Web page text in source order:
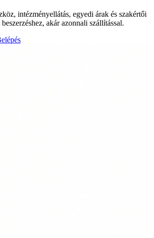
intézményellátás, egyedi árak és szakértői
akár azonnali szállítással.